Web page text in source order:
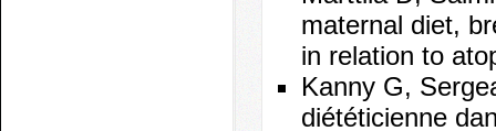
maternal diet,
in relation to
Kanny G,
diététicienne